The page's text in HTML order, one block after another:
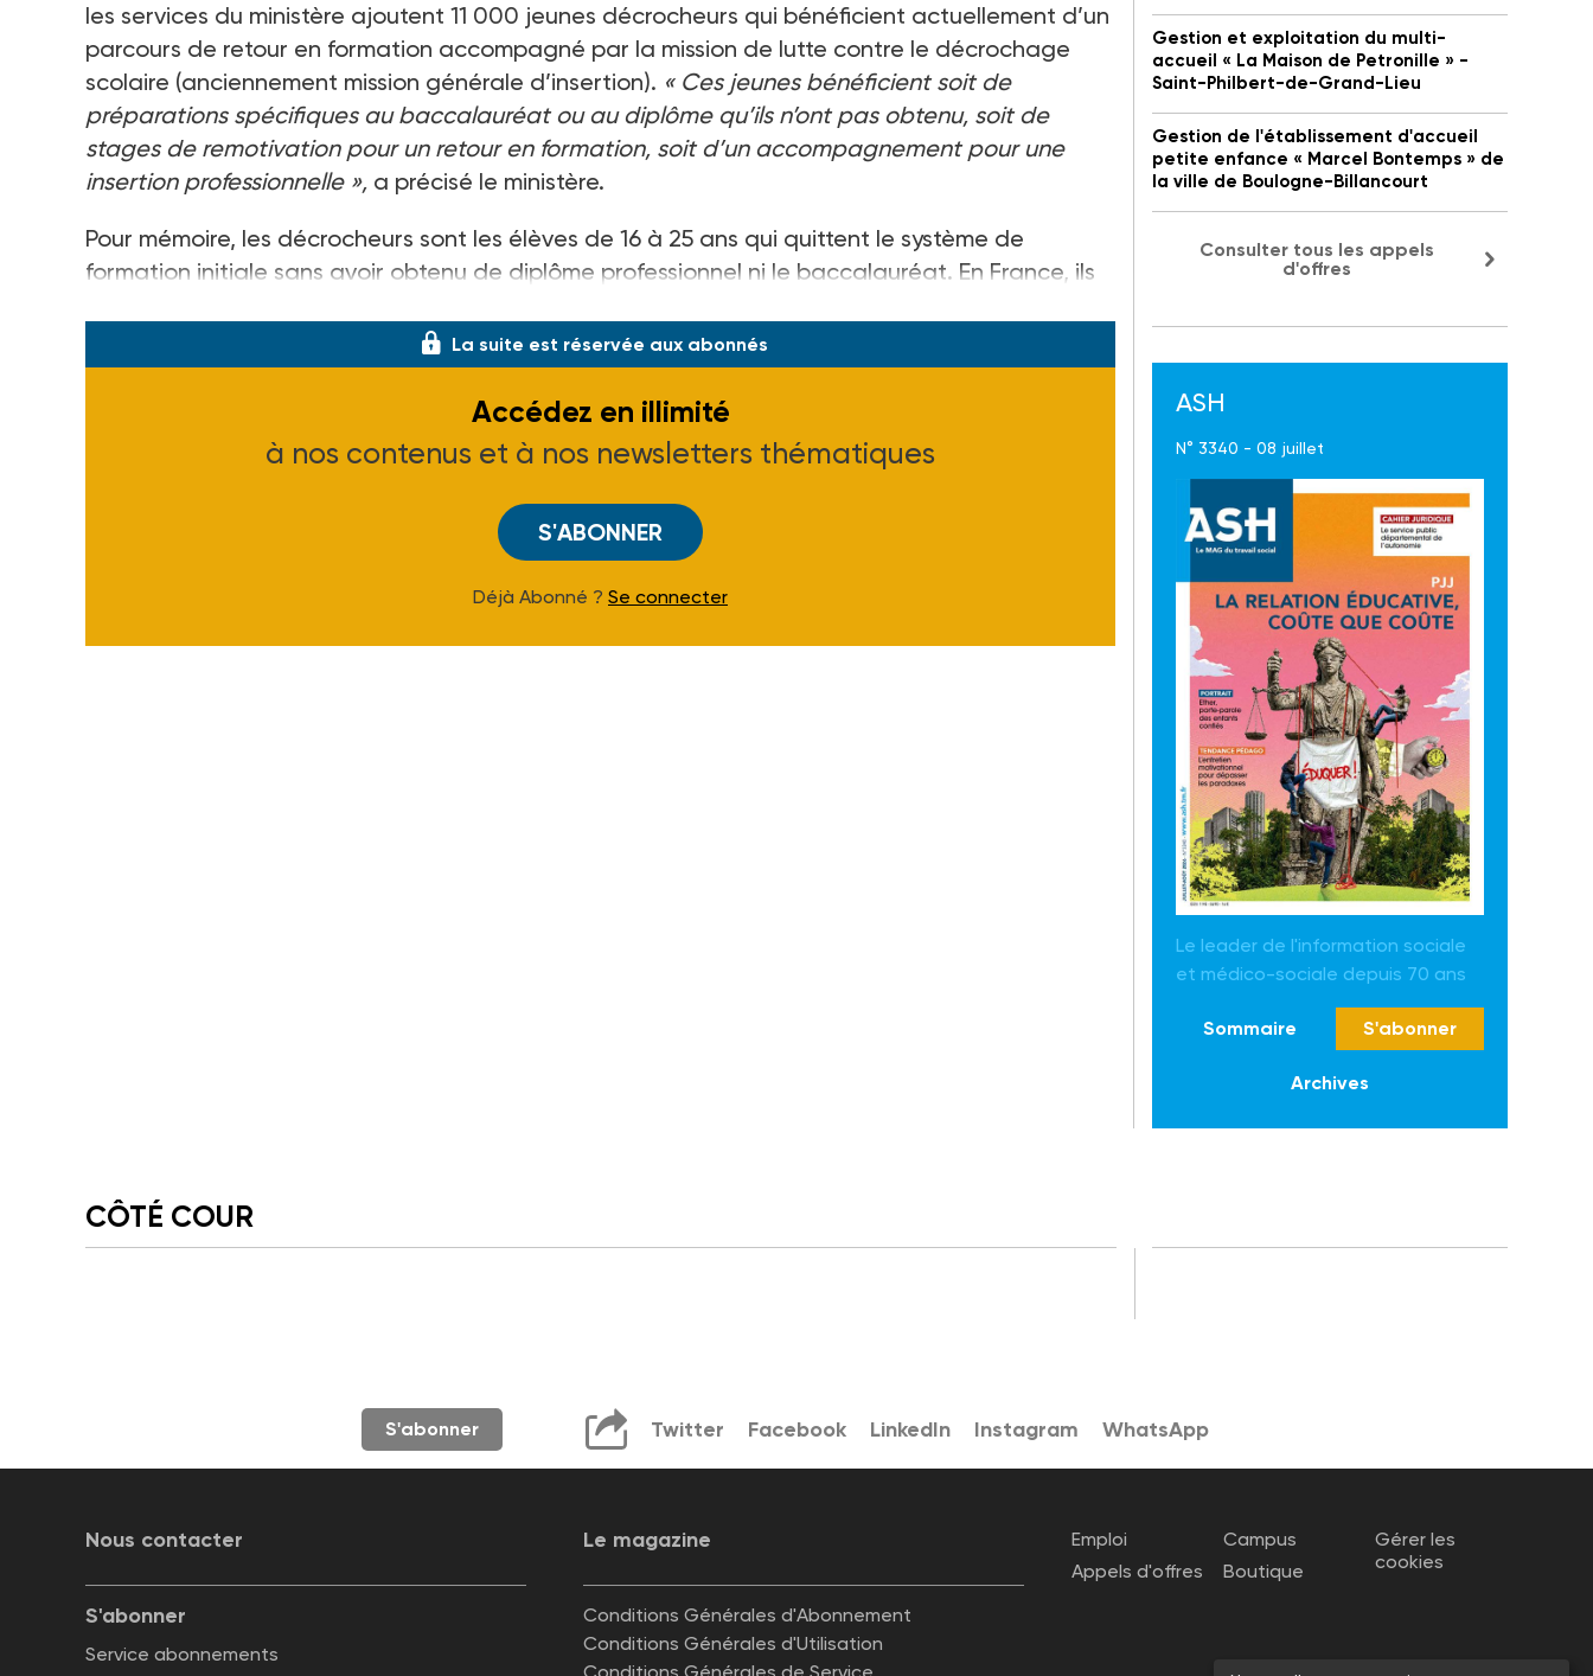
les services du ministère ajoutent 11 000 jeunes décrocheurs qui bénéficient actuellement d’un
parcours de retour en formation accompagné par la mission de lutte contre le décrochage
scolaire (anciennement mission générale d’insertion). « Ces jeunes bénéficient soit de
préparations spécifiques au baccalauréat ou au diplôme qu’ils n’ont pas obtenu, soit de
stages de remotivation pour un retour en formation, soit d’un accompagnement pour une
insertion professionnelle », a précisé le ministère.
Pour mémoire, les décrocheurs sont les élèves de 16 à 25 ans qui quittent le système de
formation initiale sans avoir obtenu de diplôme professionnel ni le baccalauréat. En France, ils
La suite est réservée aux abonnés
Accédez en illimité
à nos contenus et à nos newsletters thématiques
S'ABONNER
Déjà Abonné ? Se connecter
Gestion et exploitation du multi-
accueil « La Maison de Petronille » -
Saint-Philbert-de-Grand-Lieu
Gestion de l'établissement d'accueil
petite enfance « Marcel Bontemps » de
la ville de Boulogne-Billancourt
Consulter tous les appels
d'offres
ASH
N° 3340 - 08 juillet
Le leader de l'information sociale
et médico-sociale depuis 70 ans
Sommaire S'abonner
Archives
CÔTÉ COUR
S'abonner Twitter Facebook LinkedIn Instagram WhatsApp
Nous contacter Le magazine
S'abonner
Service abonnements
Conditions Générales d'Abonnement
Conditions Générales d'Utilisation
Emploi
Appels d'offres
Campus
Boutique
Gérer les
cookies